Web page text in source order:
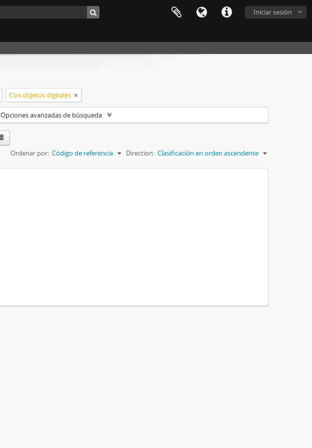
Iniciar sesión
Con objetos digitales
Opciones avanzadas de búsqueda
Ordenar por: Código de referencia Direction: Clasificación en orden ascendente